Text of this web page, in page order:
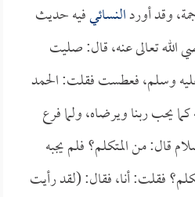
وقد أوردالنسائيفيه حديث
الله تعالى عنه، قال: صليت
وسلم، فعطست فقلت: الحمد
كما يحب ربنا ويرضاه، ولما فرع
قال: من المتكلم؟ فلم يجبه
فقلت: أنا، فقال: (لقد رأيت